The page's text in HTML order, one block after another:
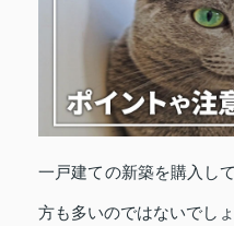
一戸建ての新築を購入し
方も多いのではないでしょ